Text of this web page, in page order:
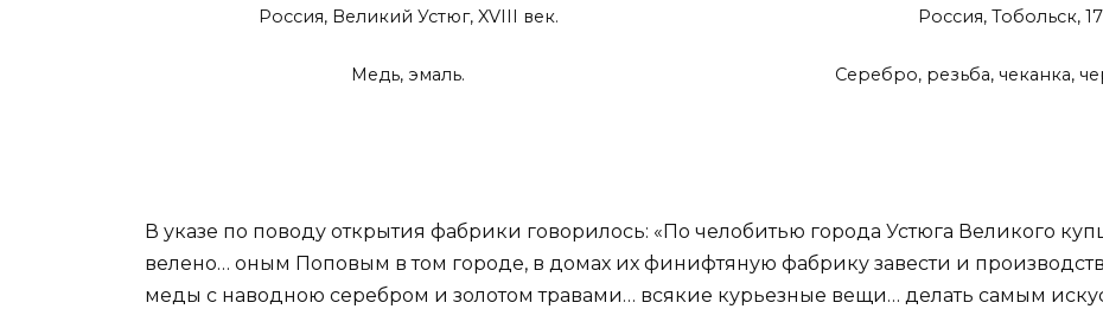
Россия, Великий Устюг, XVIII век.
Медь, эмаль.
Россия, Тобольск,
Серебро, резьба, чеканка,
В указе по поводу открытия фабрики говорилось: «По челобитью города Устюга Великого
велено… оным Поповым в том городе, в домах их финифтяную фабрику завести и
меды с наводною серебром и золотом травами… всякие курьезные вещи… делать самым